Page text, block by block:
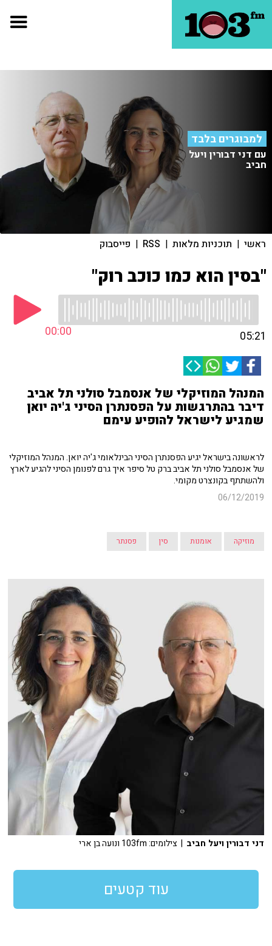
למבוגרים בלבד
עם דני דבורין ויעל
חביב
ראשי | תוכניות מלאות |
RSS
| פייסבוק
"בסין הוא כמו כוכב רוק"
00:00 05:21
המנהל המוזיקלי של אנסמבל סולני תל אביב
דיבר בהתרגשות על הפסנתרן הסיני ג'יה יואן
שמגיע לישראל להופיע עימם
לראשונה בישראל יגיע הפסנתרן הסיני הבינלאומי ג'יה יואן. המנהל המוזיקלי
של אנסמבל סולני תל אביב ברק טל סיפר איך גרם לפנומן הסיני להגיע לארץ
ולהשתתף בקונצרט מקומי.
06/12/2019
מוזיקה אומנות סין פסנתר
דני דבורין ויעל חביב | צילומים: 103fm ונועה בן ארי
עוד קטעים